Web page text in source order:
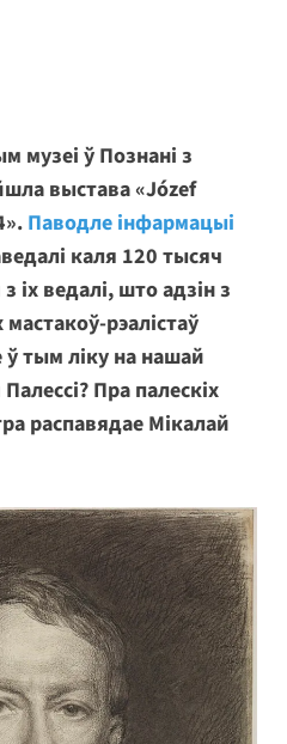
музеі ў Познані з
выстава «Józef
Паводле інфармацыі
каля 120 тысяч
іх ведалі, што адзін з
рэалістаў
ў тым ліку на нашай
Пра палескіх
распавядае Мікалай